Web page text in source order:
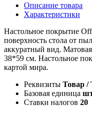
Описание товара
Характеристики
Настольное покрытие
поверхность стола от
аккуратный вид.
38*59 см. Настольное
картой мира.
Реквизиты Товар /
Базовая единица
Ставки налогов 20